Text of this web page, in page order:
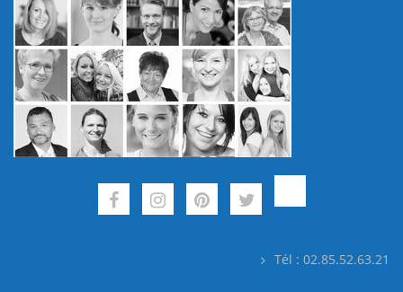
Tél : 02.85.52.63.21